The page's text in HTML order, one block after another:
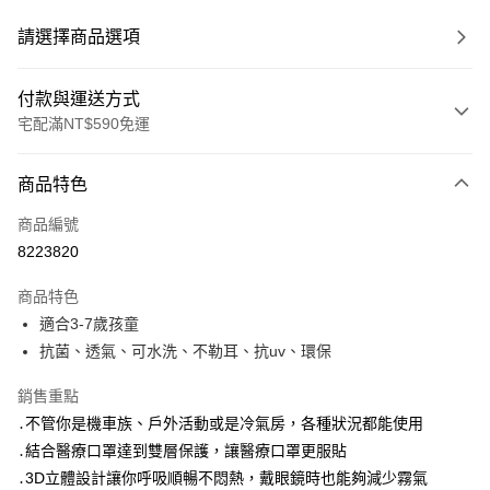
請選擇商品選項
付款與運送方式
宅配滿NT$590免運
POYA支付
信用卡一次付款
Apple Pay
街口支付
悠遊付
Google Pay
AFTEE先享後付
商品特色
商品編號
8223820
商品特色
適合3-7歲孩童
抗菌、透氣、可水洗、不勒耳、抗uv、環保
銷售重點
․不管你是機車族、戶外活動或是冷氣房，各種狀況都能使用
․結合醫療口罩達到雙層保護，讓醫療口罩更服貼
․3D立體設計讓你呼吸順暢不悶熱，戴眼鏡時也能夠減少霧氣